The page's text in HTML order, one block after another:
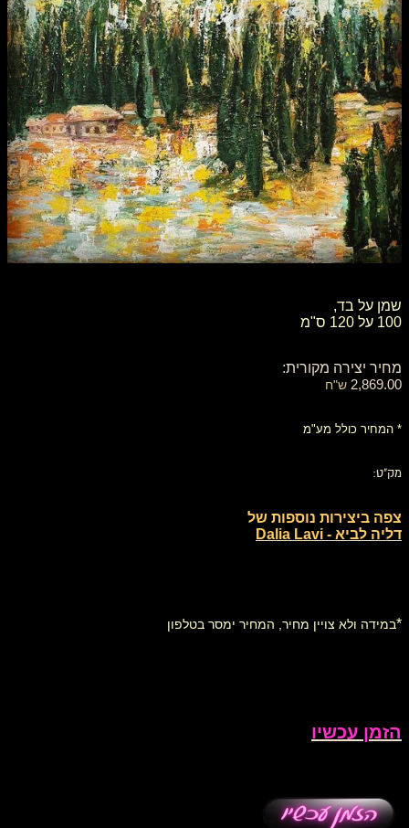
שמן על בד,
100 על 120 ס"מ
מחיר יצירה מקורית:
2,869.00 ש"ח
* המחיר כולל מע"מ
מק"ט:
צפה ביצירות נוספות של
דליה לביא - Dalia Lavi
*במידה ולא צויין מחיר, המחיר ימסר בטלפון
הזמן עכשיו